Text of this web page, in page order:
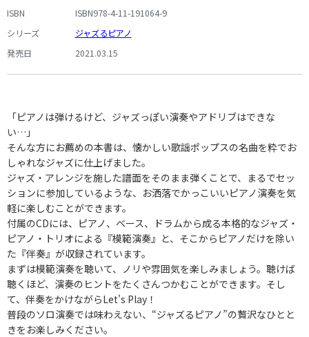
ISBN
ISBN978-4-11-191064-9
シリーズ
ジャズるピアノ
発売日
2021.03.15
「ピアノは弾けるけど、ジャズっぽい演奏やアドリブはできな
い…」
そんな方にお薦めの本書は、懐かしい歌謡ポップスの名曲を粋でお
しゃれなジャズに仕上げました。
ジャズ・アレンジを施した譜面をそのまま弾くことで、まるでセッ
ションに参加しているような、お洒落でかっこいいピアノ演奏を気
軽に楽しむことができます。
付属のCDには、ピアノ、ベース、ドラムから成る本格的なジャズ・
ピアノ・トリオによる『模範演奏』と、そこからピアノだけを除い
た『伴奏』が収録されています。
まずは模範演奏を聴いて、ノリや雰囲気を楽しみましょう。聴けば
聴くほど、演奏のヒントをたくさんつかむことができます。そし
て、伴奏をかけながらLet's Play！
普段のソロ演奏では味わえない、“ジャズるピアノ”の贅沢なひとと
きをお楽しみください。